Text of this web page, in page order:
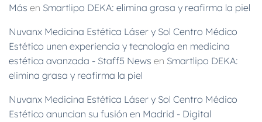
Más en Smartlipo DEKA: elimina grasa y reafirma la piel
Nuvanx Medicina Estética Láser y Sol Centro Médico
Estético unen experiencia y tecnología en medicina
estética avanzada - Staff5 News en Smartlipo DEKA:
elimina grasa y reafirma la piel
Nuvanx Medicina Estética Láser y Sol Centro Médico
Estético anuncian su fusión en Madrid - Digital